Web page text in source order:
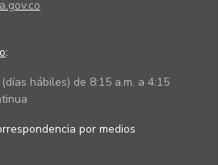
:
hábiles) de 8:15 a.m. a 4:15
por medios